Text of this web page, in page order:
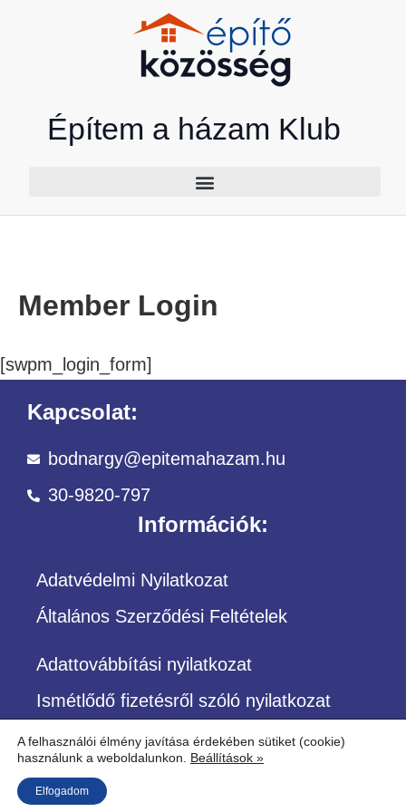
Építem a házam Klub
Member Login
[swpm_login_form]
Kapcsolat:
bodnargy@epitemahazam.hu
30-9820-797
Információk:
Adatvédelmi Nyilatkozat
Általános Szerződési Feltételek
Adattovábbítási nyilatkozat
Ismétlődő fizetésről szóló nyilatkozat
©Copyright – Minden jog fenntartva
A felhasználói élmény javítása érdekében sütiket (cookie)
használunk a weboldalunkon. Beállítások »
Elfogadom